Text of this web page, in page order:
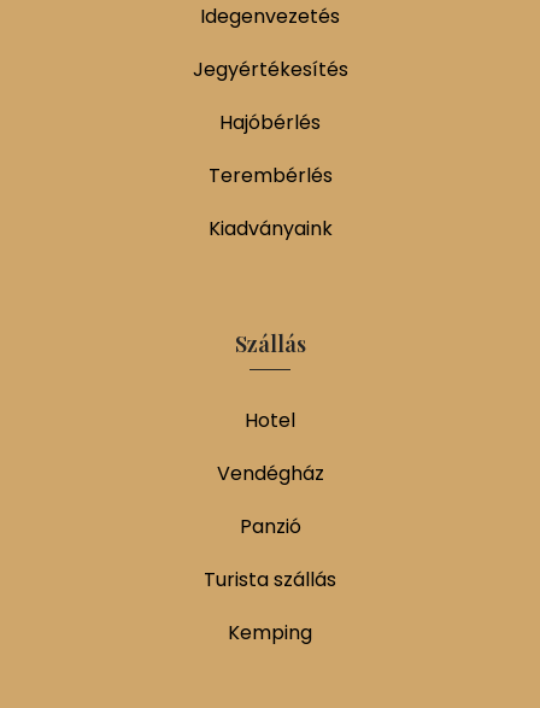
Idegenvezetés
Jegyértékesítés
Hajóbérlés
Terembérlés
Kiadványaink
Szállás
Hotel
Vendégház
Panzió
Turista szállás
Kemping